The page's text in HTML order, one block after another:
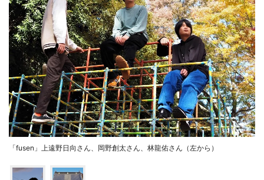
「fusen」上遠野日向さん、岡野創太さん、林龍佑さん（左から）